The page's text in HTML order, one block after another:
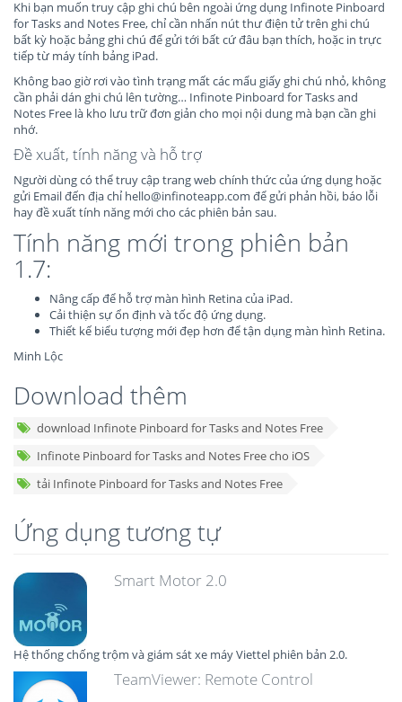
Khi bạn muốn truy cập ghi chú bên ngoài ứng dụng Infinote Pinboard
for Tasks and Notes Free, chỉ cần nhấn nút thư điện tử trên ghi chú
bất kỳ hoặc bảng ghi chú để gửi tới bất cứ đâu bạn thích, hoặc in trực
tiếp từ máy tính bảng iPad.
Không bao giờ rơi vào tình trạng mất các mẩu giấy ghi chú nhỏ, không
cần phải dán ghi chú lên tường… Infinote Pinboard for Tasks and
Notes Free là kho lưu trữ đơn giản cho mọi nội dung mà bạn cần ghi
nhớ.
Đề xuất, tính năng và hỗ trợ
Người dùng có thể truy cập trang web chính thức của ứng dụng hoặc
gửi Email đến địa chỉ hello@infinoteapp.com để gửi phản hồi, báo lỗi
hay đề xuất tính năng mới cho các phiên bản sau.
Tính năng mới trong phiên bản
1.7:
Nâng cấp để hỗ trợ màn hình Retina của iPad.
Cải thiện sự ổn định và tốc độ ứng dụng.
Thiết kế biểu tượng mới đẹp hơn để tận dụng màn hình Retina.
Minh Lộc
Download thêm
download Infinote Pinboard for Tasks and Notes Free
Infinote Pinboard for Tasks and Notes Free cho iOS
tải Infinote Pinboard for Tasks and Notes Free
Ứng dụng tương tự
Smart Motor 2.0
Hệ thống chống trộm và giám sát xe máy Viettel phiên bản 2.0.
TeamViewer: Remote Control